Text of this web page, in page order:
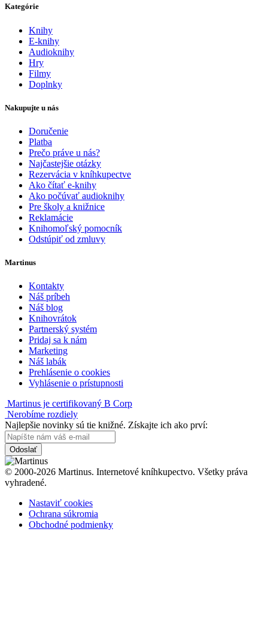
Kategórie
Knihy
E-knihy
Audioknihy
Hry
Filmy
Doplnky
Nakupujte u nás
Doručenie
Platba
Prečo práve u nás?
Najčastejšie otázky
Rezervácia v kníhkupectve
Ako čítať e-knihy
Ako počúvať audioknihy
Pre školy a knižnice
Reklamácie
Knihomoľský pomocník
Odstúpiť od zmluvy
Martinus
Kontakty
Náš príbeh
Náš blog
Knihovrátok
Partnerský systém
Pridaj sa k nám
Marketing
Náš labák
Prehlásenie o cookies
Vyhlásenie o prístupnosti
Martinus je certifikovaný B Corp
Nerobíme rozdiely
Najlepšie novinky sú tie knižné. Získajte ich ako prví:
Odoslať
© 2000-2026 Martinus. Internetové kníhkupectvo. Všetky práva
vyhradené.
Nastaviť cookies
Ochrana súkromia
Obchodné podmienky